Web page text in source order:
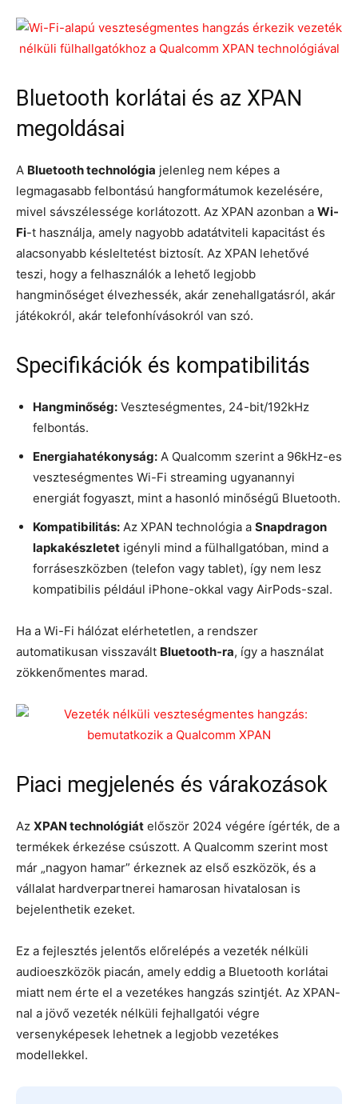
Bluetooth korlátai és az XPAN
megoldásai
A Bluetooth technológia jelenleg nem képes a
legmagasabb felbontású hangformátumok kezelésére,
mivel sávszélessége korlátozott. Az XPAN azonban a Wi-
Fi-t használja, amely nagyobb adatátviteli kapacitást és
alacsonyabb késleltetést biztosít. Az XPAN lehetővé
teszi, hogy a felhasználók a lehető legjobb
hangminőséget élvezhessék, akár zenehallgatásról, akár
játékokról, akár telefonhívásokról van szó.
Specifikációk és kompatibilitás
Hangminőség: Veszteségmentes, 24-bit/192kHz
felbontás.
Energiahatékonyság: A Qualcomm szerint a 96kHz-es
veszteségmentes Wi-Fi streaming ugyanannyi
energiát fogyaszt, mint a hasonló minőségű Bluetooth.
Kompatibilitás: Az XPAN technológia a Snapdragon
lapkakészletet igényli mind a fülhallgatóban, mind a
forráseszközben (telefon vagy tablet), így nem lesz
kompatibilis például iPhone-okkal vagy AirPods-szal.
Ha a Wi-Fi hálózat elérhetetlen, a rendszer
automatikusan visszavált Bluetooth-ra, így a használat
zökkenőmentes marad.
Piaci megjelenés és várakozások
Az XPAN technológiát először 2024 végére ígérték, de a
termékek érkezése csúszott. A Qualcomm szerint most
már „nagyon hamar” érkeznek az első eszközök, és a
vállalat hardverpartnerei hamarosan hivatalosan is
bejelenthetik ezeket.
Ez a fejlesztés jelentős előrelépés a vezeték nélküli
audioeszközök piacán, amely eddig a Bluetooth korlátai
miatt nem érte el a vezetékes hangzás szintjét. Az XPAN-
nal a jövő vezeték nélküli fejhallgatói végre
versenyképesek lehetnek a legjobb vezetékes
modellekkel.